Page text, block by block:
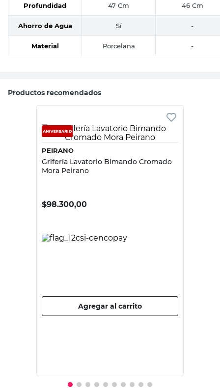
Profundidad 47 Cm 46 Cm
Ahorro de Agua Sí -
Material Porcelana -
Productos recomendados